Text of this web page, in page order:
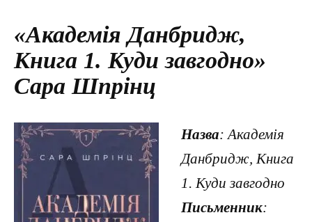
«Академія Данбридж,
Книга 1. Куди завгодно»
Сара Шпрінц
Назва: Академія
Данбридж, Книга
1. Куди завгодно
Письменник: